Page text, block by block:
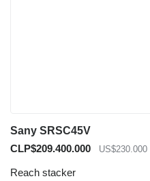
Sany SRSC45V
CLP$209.400.000
US$230.000
Reach stacker